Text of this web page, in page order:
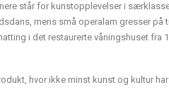
står for kunstopplevelser i
mens små operalam gresser på
i det restaurerte våningshuset fra
hvor ikke minst kunst og kultur